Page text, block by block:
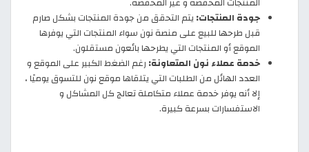
جودة المنتجات: يتم التحقق من جودة المنتجات بشكل صارم
قبل طرحها للبيع على منصة نون سواء المنتجات التي يوفرها
الموقع أو المنتجات التي يطرحها بائعون مستقلون.
خدمة عملاء نون المتعاونة: رغم الضغط الكبير على الموقع و
العدد الهائل من الطلبات التي يتلقاها موقع نون للتسوق يوميًا ،
إلا أنه يوفر خدمة عملاء متكاملة تعالج كل المشاكل و
الاستفسارات بسرعة كبيرة.